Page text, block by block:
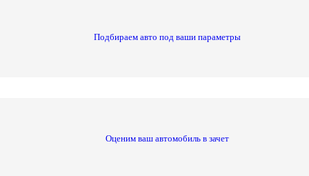
Подбираем авто под ваши параметры
Оценим ваш автомобиль в зачет